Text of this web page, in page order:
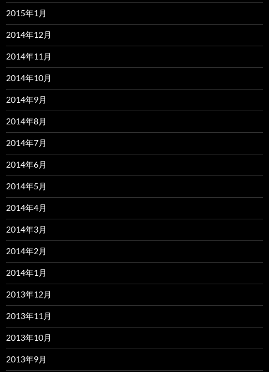
2015年1月
2014年12月
2014年11月
2014年10月
2014年9月
2014年8月
2014年7月
2014年6月
2014年5月
2014年4月
2014年3月
2014年2月
2014年1月
2013年12月
2013年11月
2013年10月
2013年9月